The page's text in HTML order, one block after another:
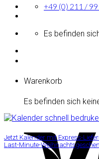
+49 (0) 211 / 99
Es befinden
Warenkorb
Es befinden sich
Jetzt Kalender mit Express-
Last-Minute-